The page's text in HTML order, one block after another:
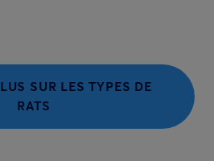
SUR LES TYPES DE
RATS